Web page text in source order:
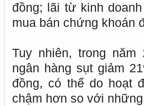
đồng; lãi từ kinh
mua bán chứng khoán
Tuy nhiên, trong
ngân hàng sụt giảm
đồng, có thể do hoạt
chậm hơn so với